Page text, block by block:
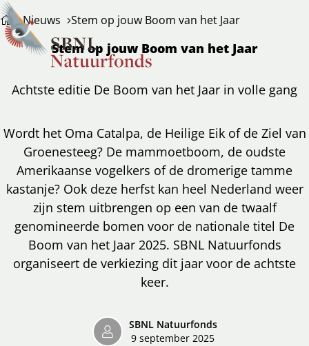
Zoeken
Nieuws Stem op jouw Boom van het Jaar
Stem op jouw Boom van het Jaar
Achtste editie De Boom van het Jaar in volle gang
Wordt het Oma Catalpa, de Heilige Eik of de Ziel van
Groenesteeg? De mammoetboom, de oudste
Amerikaanse vogelkers of de dromerige tamme
kastanje? Ook deze herfst kan heel Nederland weer
zijn stem uitbrengen op een van de twaalf
genomineerde bomen voor de nationale titel De
Boom van het Jaar 2025. SBNL Natuurfonds
organiseert de verkiezing dit jaar voor de achtste
keer.
SBNL Natuurfonds
9 september 2025